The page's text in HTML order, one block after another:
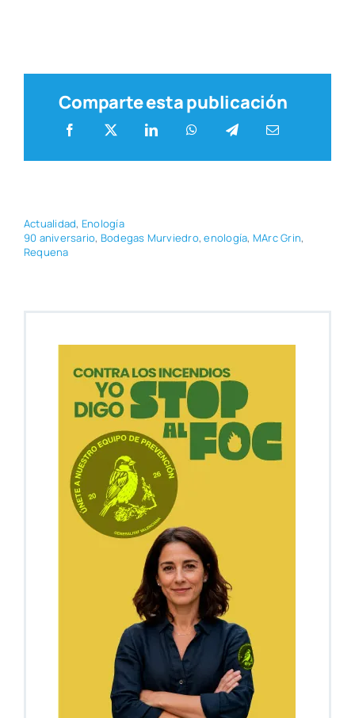
Comparte esta publicación
Actua­li­dad, Eno­lo­gía
90 ani­ver­sa­rio, Bode­gas Mur­vie­dro,eno­lo­gía, MArc Grin,
Reque­na